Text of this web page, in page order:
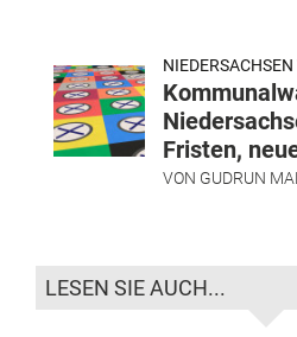
Fristen,
VON GUDRUN
LESEN SIE AUCH...